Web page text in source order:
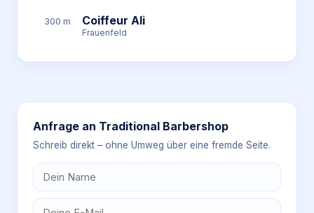
300 m Coiffeur Ali
Frauenfeld
Anfrage an Traditional Barbershop
Schreib direkt – ohne Umweg über eine fremde Seite.